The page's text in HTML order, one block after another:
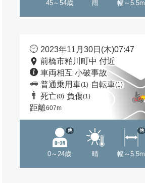
45～54歳 雨 幅～5.5m
2023年11月30日(木)07:47
前橋市粕川町中 付近
車両相互 小破事故
普通乗用車(1) 自転車(1)
死亡(0) 負傷(1)
距離607m
0～24歳
他
晴 幅～5.5m
他